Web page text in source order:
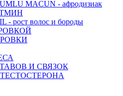
MACUN - афродизиак
- рост волос и бороды
И СВЯЗОК